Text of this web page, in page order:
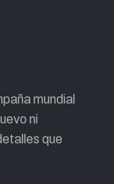
mundial
ni
que